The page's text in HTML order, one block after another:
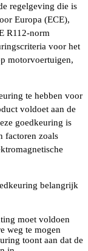
regelgeving die is
Europa (ECE),
R112-norm
voor het
motorvoertuigen,
te hebben voor
voldoet aan de
goedkeuring is
factoren zoals
belangrijk
moet voldoen
weg te mogen
toont aan dat de